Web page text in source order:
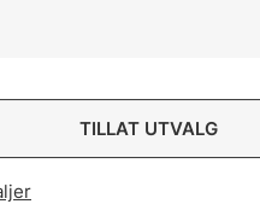
TILLAT UTVALG